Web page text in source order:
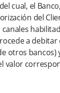
Wompi le aplica
ajuste por
cual, el
del
a debitar
otros bancos)
valor